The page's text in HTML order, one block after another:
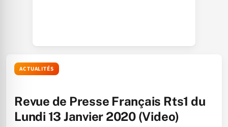
ACTUALITÉS
Revue de Presse Français Rts1 du
Lundi 13 Janvier 2020 (Video)